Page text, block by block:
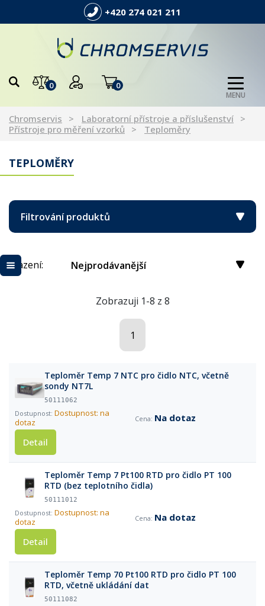
+420 274 021 211
0 0
MENU
Chromservis
Laboratorní přístroje a příslušenství
Přístroje pro měření vzorků
Teploměry
TEPLOMĚRY
Filtrování produktů
Řazení: Nejprodávanější
Zobrazuji 1-8 z 8
1
Teploměr Temp 7 NTC pro čidlo NTC, včetně
sondy NT7L
50111062
Dostupnost: na
dotaz
Na dotaz
Detail
Teploměr Temp 7 Pt100 RTD pro čidlo PT 100
RTD (bez teplotního čidla)
50111012
Dostupnost: na
dotaz
Na dotaz
Detail
Teploměr Temp 70 Pt100 RTD pro čidlo PT 100
RTD, včetně ukládání dat
50111082